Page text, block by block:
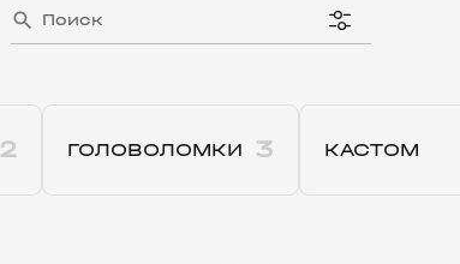
search
2 ГОЛОВОЛОМКИ 3 КАСТОМ